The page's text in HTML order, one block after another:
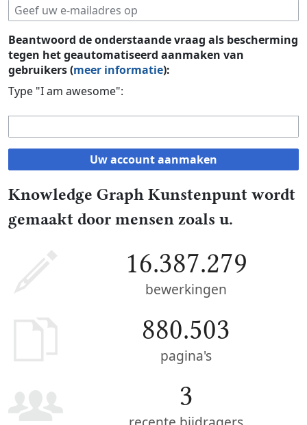
Beantwoord de onderstaande vraag als bescherming
tegen het geautomatiseerd aanmaken van
gebruikers (meer informatie):
Type "I am awesome":
Uw account aanmaken
Knowledge Graph Kunstenpunt wordt
gemaakt door mensen zoals u.
16.387.279
bewerkingen
880.503
pagina's
3